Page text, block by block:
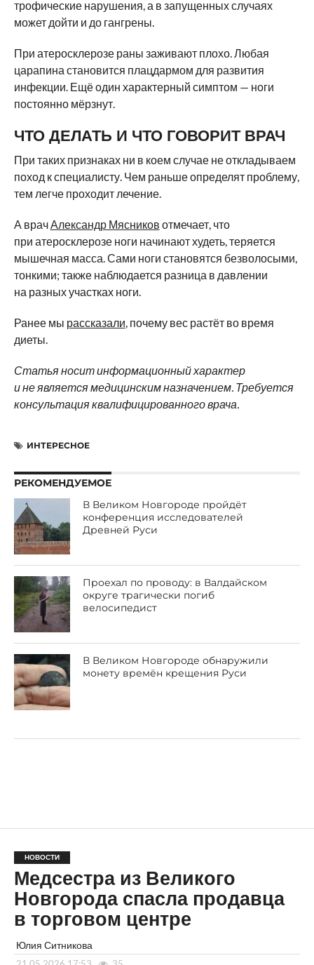
трофические нарушения, а в запущенных случаях
может дойти и до гангрены.
При атеросклерозе раны заживают плохо. Любая
царапина становится плацдармом для развития
инфекции. Ещё один характерный симптом — ноги
постоянно мёрзнут.
ЧТО ДЕЛАТЬ И ЧТО ГОВОРИТ ВРАЧ
При таких признаках ни в коем случае не откладываем
поход к специалисту. Чем раньше определят проблему,
тем легче проходит лечение.
А врачАлександр Мясников отмечает, что
при атеросклерозе ноги начинают худеть, теряется
мышечная масса. Сами ноги становятся безволосыми,
тонкими; также наблюдается разница в давлении
на разных участках ноги.
Ранее мы рассказали, почему вес растёт во время
диеты.
Статья носит информационный характер
и не является медицинским назначением. Требуется
консультация квалифицированного врача.
ИНТЕРЕСНОЕ
РЕКОМЕНДУЕМОЕ
В Великом Новгороде пройдёт
конференция исследователей
Древней Руси
Проехал по проводу: в Валдайском
округе трагически погиб
велосипедист
В Великом Новгороде обнаружили
монету времён крещения Руси
НОВОСТИ
Медсестра из Великого
Новгорода спасла продавца
в торговом центре
Юлия Ситникова